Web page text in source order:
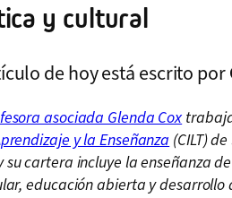
y cultural
de hoy está escrito por
asociada Glenda Cox
y la Enseñanza(CILT)
su cartera incluye la enseñanza
educación abierta y desarrollo